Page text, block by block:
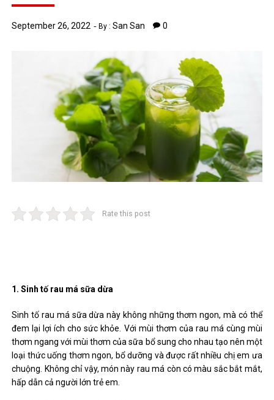
September 26, 2022 By :San San 0
Rate this post
1. Sinh tố rau má sữa dừa
Sinh tố rau má sữa dừa này không những thơm ngon, mà có thể
đem lại lợi ích cho sức khỏe. Với mùi thơm của rau má cùng mùi
thơm ngang với mùi thơm của sữa bổ sung cho nhau tạo nên một
loại thức uống thơm ngon, bổ dưỡng và được rất nhiều chị em ưa
chuộng. Không chỉ vậy, món này rau má còn có màu sắc bắt mắt,
hấp dẫn cả người lớn trẻ em.